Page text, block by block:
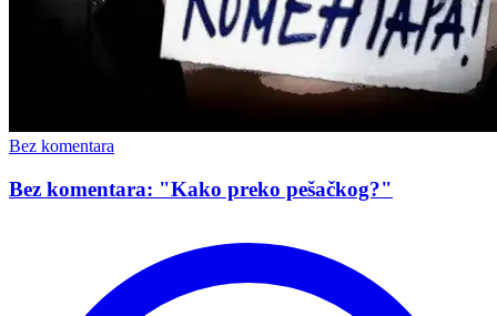
Bez komentara
Bez komentara: "Kako preko pešačkog?"